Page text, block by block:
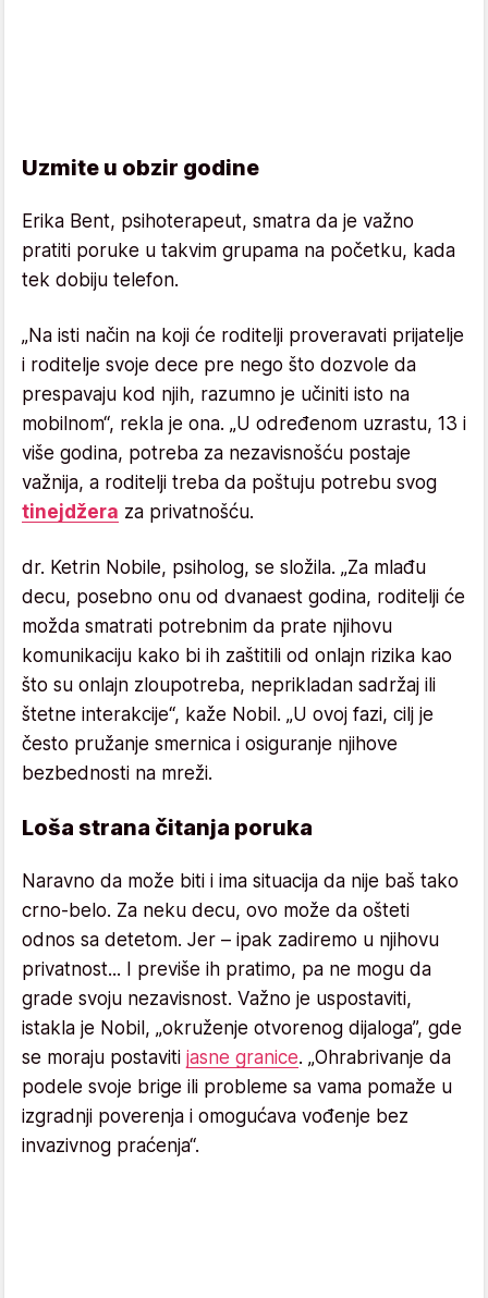
Uzmite u obzir godine
Erika Bent, psihoterapeut, smatra da je važno
pratiti poruke u takvim grupama na početku, kada
tek dobiju telefon.
„Na isti način na koji će roditelji proveravati prijatelje
i roditelje svoje dece pre nego što dozvole da
prespavaju kod njih, razumno je učiniti isto na
mobilnom“, rekla je ona. „U određenom uzrastu, 13 i
više godina, potreba za nezavisnošću postaje
važnija, a roditelji treba da poštuju potrebu svog
tinejdžera za privatnošću.
dr. Ketrin Nobile, psiholog, se složila. „Za mlađu
decu, posebno onu od dvanaest godina, roditelji će
možda smatrati potrebnim da prate njihovu
komunikaciju kako bi ih zaštitili od onlajn rizika kao
što su onlajn zloupotreba, neprikladan sadržaj ili
štetne interakcije“, kaže Nobil. „U ovoj fazi, cilj je
često pružanje smernica i osiguranje njihove
bezbednosti na mreži.
Loša strana čitanja poruka
Naravno da može biti i ima situacija da nije baš tako
crno-belo. Za neku decu, ovo može da ošteti
odnos sa detetom. Jer – ipak zadiremo u njihovu
privatnost... I previše ih pratimo, pa ne mogu da
grade svoju nezavisnost. Važno je uspostaviti,
istakla je Nobil, „okruženje otvorenog dijaloga”, gde
se moraju postaviti jasne granice. „Ohrabrivanje da
podele svoje brige ili probleme sa vama pomaže u
izgradnji poverenja i omogućava vođenje bez
invazivnog praćenja“.